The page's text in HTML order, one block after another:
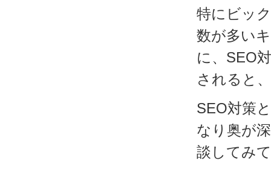
特にビッ
数が多い
に、SEO
されると
SEO対策
なり奥が
談してみ